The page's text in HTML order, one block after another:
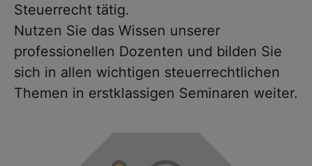
Steuerrecht tätig.
Nutzen Sie das Wissen unserer
professionellen Dozenten und bilden Sie
sich in allen wichtigen steuerrechtlichen
Themen in erstklassigen Seminaren weiter.